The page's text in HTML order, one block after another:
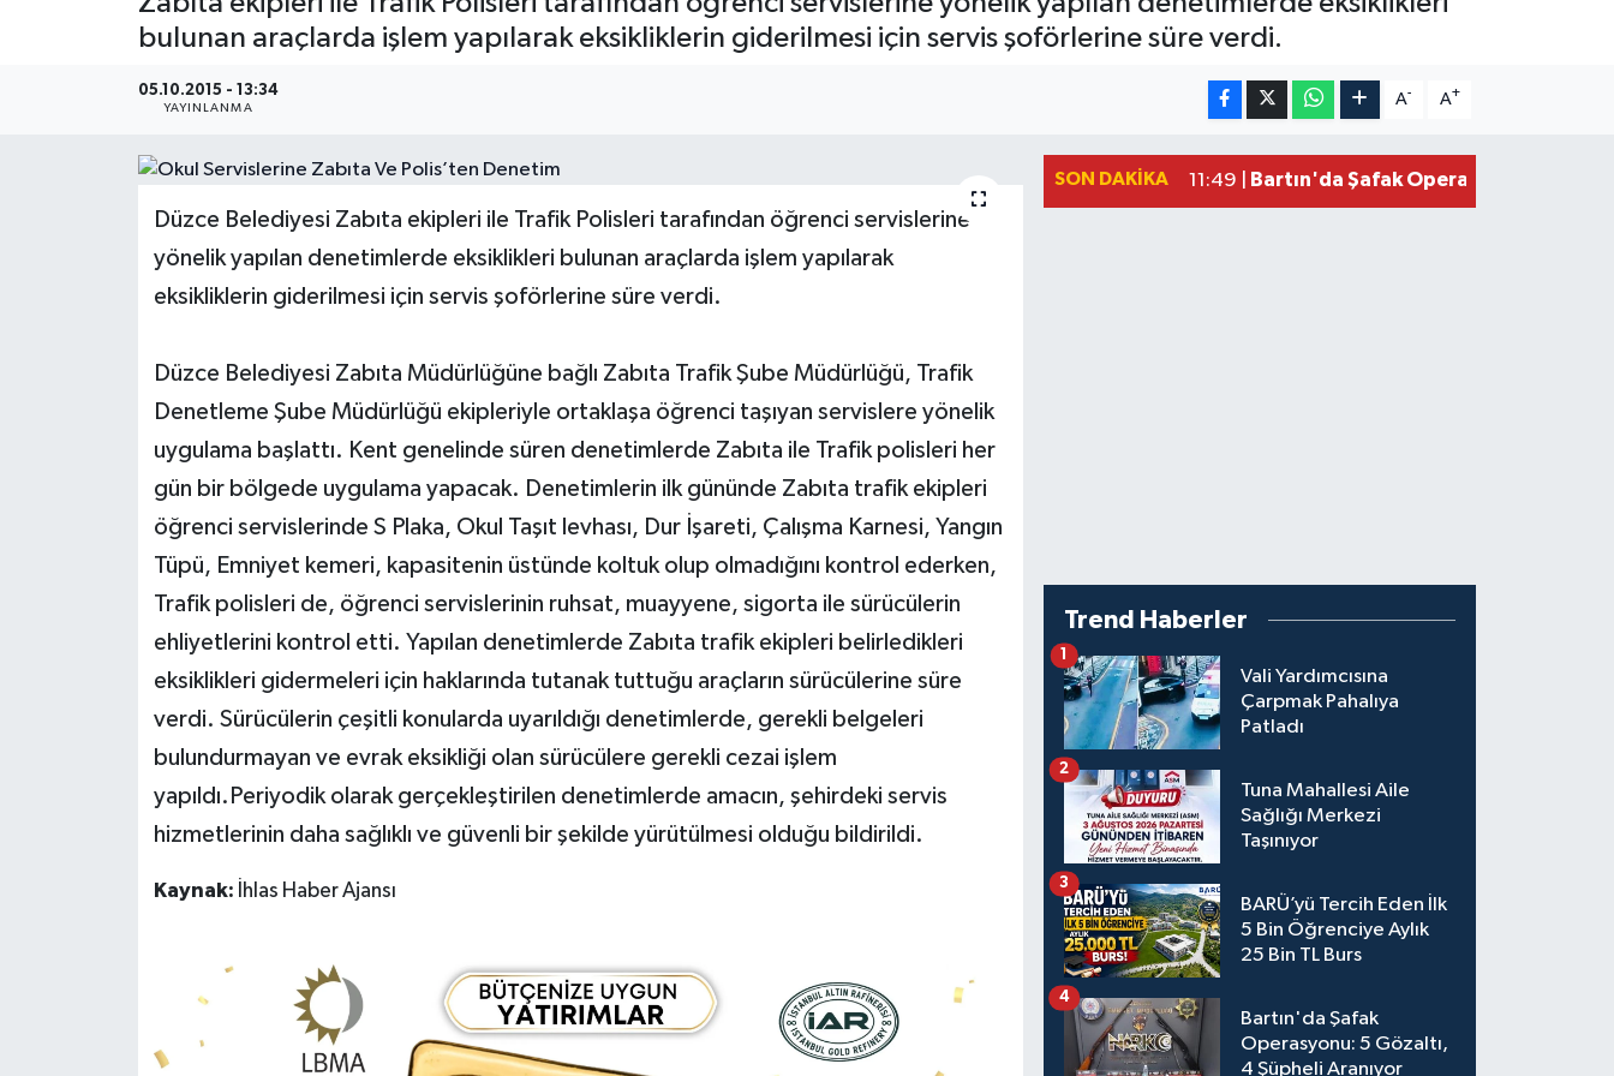
bulunan araçlarda işlem yapılarak eksikliklerin giderilmesi için servis şoförlerine süre verdi.
05.10.2015 - 13:34
YAYINLANMA
A- A+
Düzce Belediyesi Zabıta ekipleri ile Trafik Polisleri tarafından öğrenci servislerine
yönelik yapılan denetimlerde eksiklikleri bulunan araçlarda işlem yapılarak
eksikliklerin giderilmesi için servis şoförlerine süre verdi.
Düzce Belediyesi Zabıta Müdürlüğüne bağlı Zabıta Trafik Şube Müdürlüğü, Trafik
Denetleme Şube Müdürlüğü ekipleriyle ortaklaşa öğrenci taşıyan servislere yönelik
uygulama başlattı. Kent genelinde süren denetimlerde Zabıta ile Trafik polisleri her
gün bir bölgede uygulama yapacak. Denetimlerin ilk gününde Zabıta trafik ekipleri
öğrenci servislerinde S Plaka, Okul Taşıt levhası, Dur İşareti, Çalışma Karnesi, Yangın
Tüpü, Emniyet kemeri, kapasitenin üstünde koltuk olup olmadığını kontrol ederken,
Trafik polisleri de, öğrenci servislerinin ruhsat, muayyene, sigorta ile sürücülerin
ehliyetlerini kontrol etti. Yapılan denetimlerde Zabıta trafik ekipleri belirledikleri
eksiklikleri gidermeleri için haklarında tutanak tuttuğu araçların sürücülerine süre
verdi. Sürücülerin çeşitli konularda uyarıldığı denetimlerde, gerekli belgeleri
bulundurmayan ve evrak eksikliği olan sürücülere gerekli cezai işlem
yapıldı.Periyodik olarak gerçekleştirilen denetimlerde amacın, şehirdeki servis
hizmetlerinin daha sağlıklı ve güvenli bir şekilde yürütülmesi olduğu bildirildi.
Kaynak: İhlas Haber Ajansı
SON DAKIKA 11:49 | Bartın'da Şafak Operasyonu: 5
Trend Haberler
Vali Yardımcısına
Çarpmak Pahalıya
Patladı
1
Tuna Mahallesi Aile
Sağlığı Merkezi
Taşınıyor
2
BARÜ’yü Tercih Eden İlk
5 Bin Öğrenciye Aylık
25 Bin TL Burs
3
Bartın'da Şafak
Operasyonu: 5 Gözaltı,
4 Şüpheli Aranıyor
4
Sivil Toplum
Yerel Yönetimler